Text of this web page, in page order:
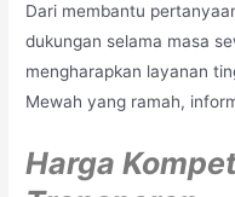
Dari membantu
dukungan selama masa
mengharapkan layanan
Mewah yang ramah,
Harga